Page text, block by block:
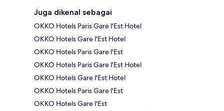
Juga dikenal sebagai
OKKO Hotels Paris Gare l'Est Hotel
OKKO Hotels Gare l'Est Hotel
OKKO Hotels Paris Gare l'Est
OKKO Hotels Paris Gare l'Est Hotel
OKKO Hotels Gare l'Est Hotel
OKKO Hotels Paris Gare l'Est
OKKO Hotels Gare l'Est